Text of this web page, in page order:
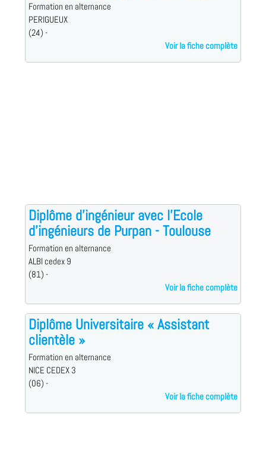
Formation en alternance
PERIGUEUX
(24) -
Voir la fiche complète
Diplôme d'ingénieur avec l'Ecole
d'ingénieurs de Purpan - Toulouse
Formation en alternance
ALBI cedex 9
(81) -
Voir la fiche complète
Diplôme Universitaire « Assistant
clientèle »
Formation en alternance
NICE CEDEX 3
(06) -
Voir la fiche complète